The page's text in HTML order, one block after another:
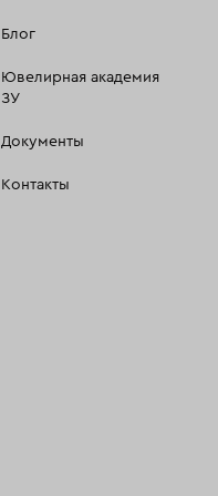
Блог
Ювелирная академия
ЗУ
Документы
Контакты